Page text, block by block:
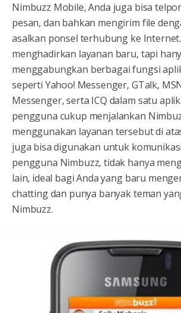
Nimbuzz Mobile, Anda juga bisa
pesan, dan bahkan mengirim file
asalkan ponsel terhubung ke
menghadirkan layanan baru, tapi
menggabungkan berbagai fungsi
seperti Yahoo! Messenger, GTalk,
Messenger, serta ICQ dalam satu
pengguna cukup menjalankan
menggunakan layanan tersebut di
juga bisa digunakan untuk
pengguna Nimbuzz, tidak hanya
lain, ideal bagi Anda yang baru
chatting dan punya banyak teman
Nimbuzz.